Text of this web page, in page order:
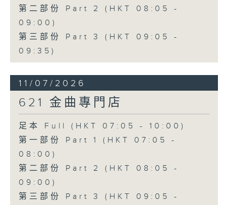
第二部份 Part 2 (HKT 08:05 -
09:00)
第三部份 Part 3 (HKT 09:05 -
09:35)
11/07/2026
621 金曲專門店
足本 Full (HKT 07:05 - 10:00)
第一部份 Part 1 (HKT 07:05 -
08:00)
第二部份 Part 2 (HKT 08:05 -
09:00)
第三部份 Part 3 (HKT 09:05 -